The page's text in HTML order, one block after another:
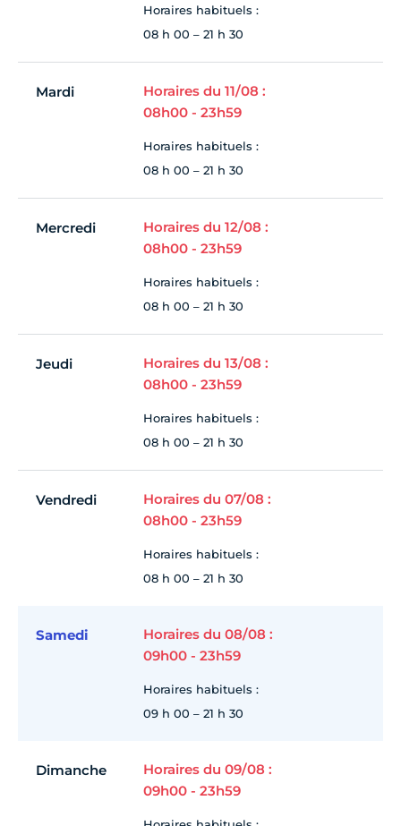
Horaires habituels :
08 h 00 – 21 h 30
Mardi
Horaires du 11/08 :
08h00 - 23h59
Horaires habituels :
08 h 00 – 21 h 30
Mercredi
Horaires du 12/08 :
08h00 - 23h59
Horaires habituels :
08 h 00 – 21 h 30
Jeudi
Horaires du 13/08 :
08h00 - 23h59
Horaires habituels :
08 h 00 – 21 h 30
Vendredi
Horaires du 07/08 :
08h00 - 23h59
Horaires habituels :
08 h 00 – 21 h 30
Samedi
Horaires du 08/08 :
09h00 - 23h59
Horaires habituels :
09 h 00 – 21 h 30
Dimanche
Horaires du 09/08 :
09h00 - 23h59